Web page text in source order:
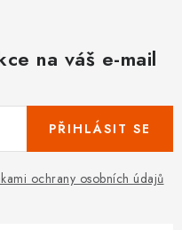
na váš e-mail
ochrany osobních údajů
PŘIHLÁSIT SE